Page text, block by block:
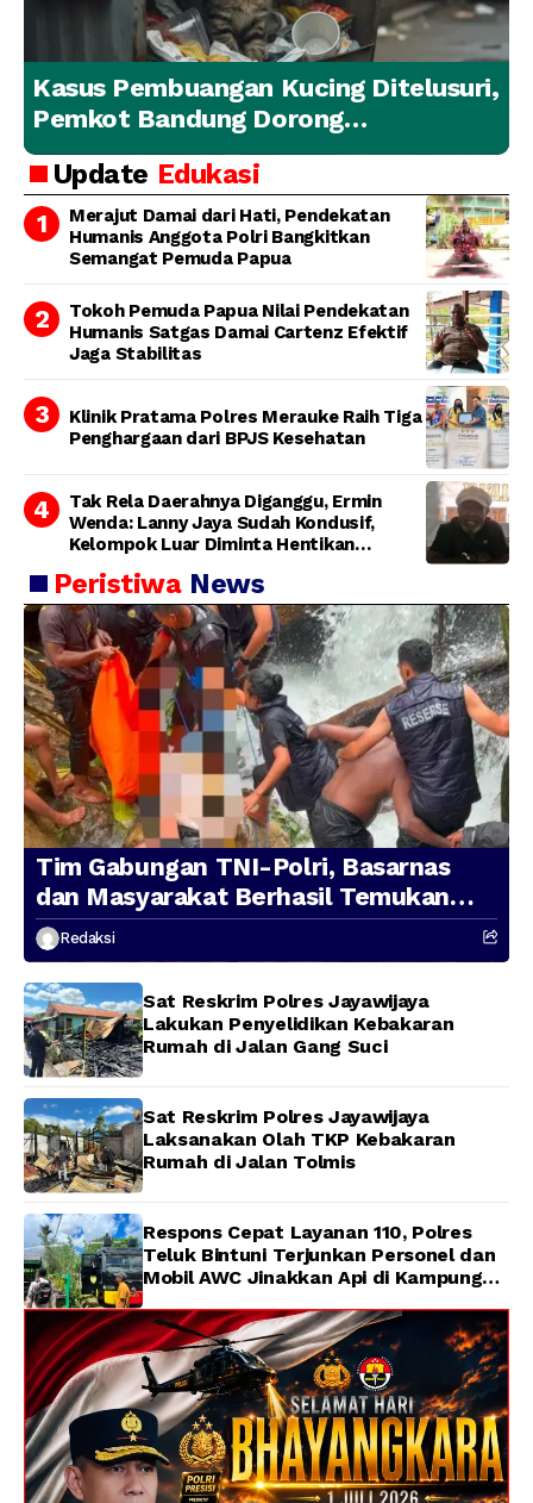
Kasus Pembuangan Kucing Ditelusuri,
Pemkot Bandung Dorong
Penanganan Hewan yang
Bertanggung Jawab
Update Edukasi
Merajut Damai dari Hati, Pendekatan
Humanis Anggota Polri Bangkitkan
Semangat Pemuda Papua
Tokoh Pemuda Papua Nilai Pendekatan
Humanis Satgas Damai Cartenz Efektif
Jaga Stabilitas
Klinik Pratama Polres Merauke Raih Tiga
Penghargaan dari BPJS Kesehatan
Tak Rela Daerahnya Diganggu, Ermin
Wenda: Lanny Jaya Sudah Kondusif,
Kelompok Luar Diminta Hentikan
Peristiwa News
Tim Gabungan TNI-Polri, Basarnas
dan Masyarakat Berhasil Temukan
Presenter TVRI Papua Barat yang
Hilang di Sungai Memti
Redaksi
Sat Reskrim Polres Jayawijaya
Lakukan Penyelidikan Kebakaran
Rumah di Jalan Gang Suci
Sat Reskrim Polres Jayawijaya
Laksanakan Olah TKP Kebakaran
Rumah di Jalan Tolmis
Respons Cepat Layanan 110, Polres
Teluk Bintuni Terjunkan Personel dan
Mobil AWC Jinakkan Api di Kampung